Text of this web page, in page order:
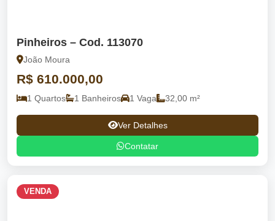
Pinheiros – Cod. 113070
João Moura
R$ 610.000,00
1 Quartos 1 Banheiros 1 Vaga 32,00 m²
Ver Detalhes
Contatar
VENDA